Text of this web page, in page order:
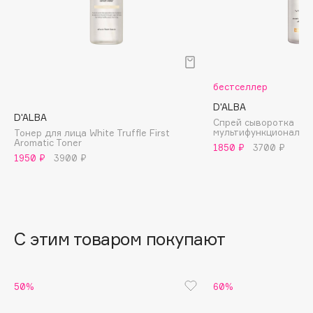
Basicare
Batiste
Beauty Bomb
Bebble
D'ALBA
Тонер для лица White Truffle First
Aromatic Toner
1950 ₽
3900 ₽
бестселлер
D'ALBA
Спрей сыворотка
1850 ₽
3700 ₽
С этим товаром покупают
50% 60%